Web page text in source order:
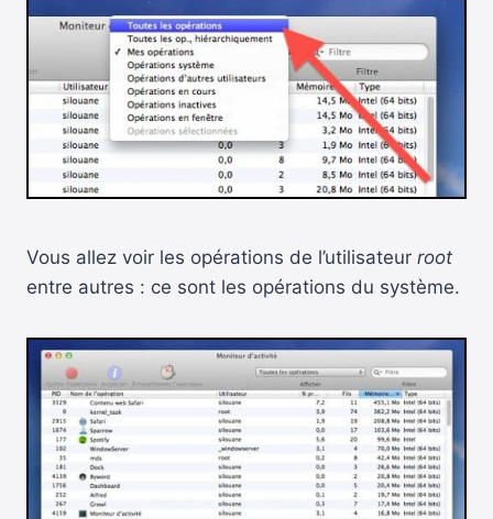
Vous allez voir les opérations de l’utilisateur root
entre autres : ce sont les opérations du système.